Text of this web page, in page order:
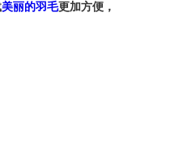
美丽的羽毛更加方便，